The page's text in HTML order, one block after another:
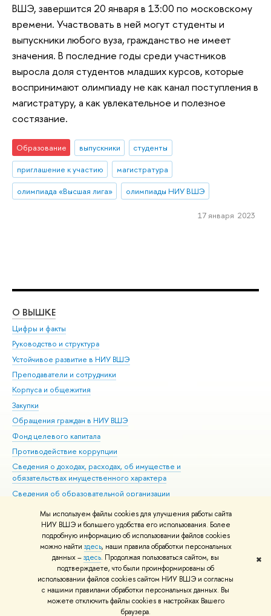
Мы используем файлы cookies для улучшения работы сайта
НИУ ВШЭ и большего удобства его использования. Более
подробную информацию об использовании файлов cookies
можно найти здесь, наши правила обработки персональных
данных –здесь. Продолжая пользоваться сайтом, вы
подтверждаете, что были проинформированы об
использовании файлов cookies сайтом НИУ ВШЭ и согласны
с нашими правилами обработки персональных данных. Вы
можете отключить файлы cookies в настройках Вашего
браузера.
✖
ВШЭ, завершится 20 января в 13:00 по московскому
времени. Участвовать в ней могут студенты и
выпускники любого вуза, гражданство не имеет
значения. В последние годы среди участников
выросла доля студентов младших курсов, которые
воспринимают олимпиаду не как канал поступления в
магистратуру, а как увлекательное и полезное
состязание.
Образование выпускники
студенты
приглашение к участию
магистратура
олимпиада «Высшая лига»
олимпиады НИУ ВШЭ
17 января 2023
О ВЫШКЕ
Цифры и факты
Руководство и структура
Устойчивое развитие в НИУ ВШЭ
Преподаватели и сотрудники
Корпуса и общежития
Закупки
Обращения граждан в НИУ ВШЭ
Фонд целевого капитала
Противодействие коррупции
Сведения о доходах, расходах, об имуществе и
обязательствах имущественного характера
Сведения об образовательной организации
Людям с ограниченными возможностями здоровья
Единая платежная страница
Работа в Вышке
© НИУ ВШЭ 1993–2026 Адреса и контакты Условия использования
материалов Политика конфиденциальности Карта сайта
Шрифты HSE Sans и HSE Slab разработаны вШколе дизайна НИУ ВШЭ